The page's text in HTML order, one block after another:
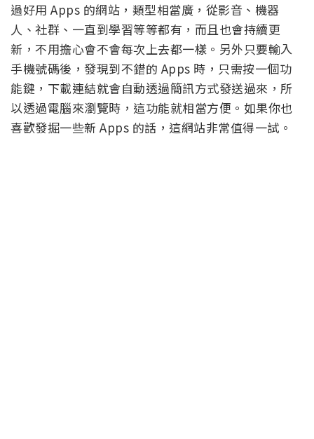
過好用 Apps 的網站，類型相當廣，從影音、機器
人、社群、一直到學習等等都有，而且也會持續更
新，不用擔心會不會每次上去都一樣。另外只要輸入
手機號碼後，發現到不錯的 Apps 時，只需按一個功
能鍵，下載連結就會自動透過簡訊方式發送過來，所
以透過電腦來瀏覽時，這功能就相當方便。如果你也
喜歡發掘一些新 Apps 的話，這網站非常值得一試。